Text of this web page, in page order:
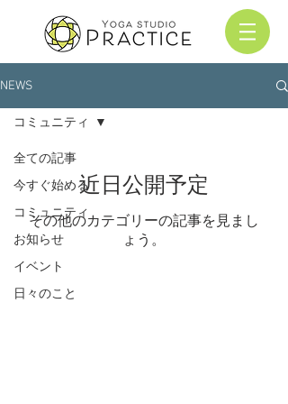
NEWS
全ての記事
今すぐ始める
コミュニティ
お知らせ
イベント
日々のこと
コミュニティ
近日公開予定
その他のカテゴリーの記事を見まし
ょう。